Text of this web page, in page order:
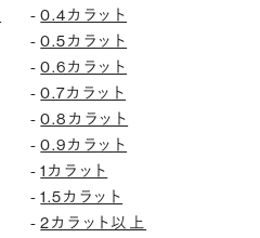
-0.4カラット
-0.5カラット
-0.6カラット
-0.7カラット
-0.8カラット
-0.9カラット
-1カラット
-1.5カラット
-2カラット以上